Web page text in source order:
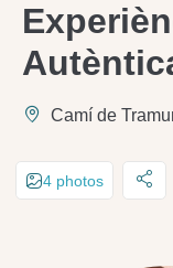
Camí de
4 photos